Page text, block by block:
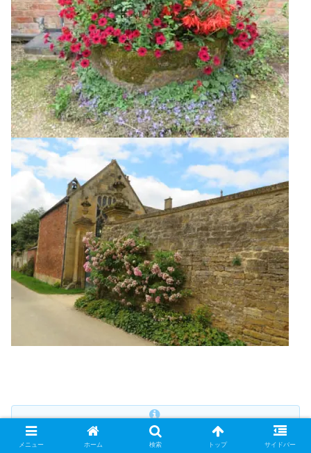
ホームページ “THE POOH FILES
”にも是非お立ち寄
メニュー ホーム 検索 トップ サイドバー